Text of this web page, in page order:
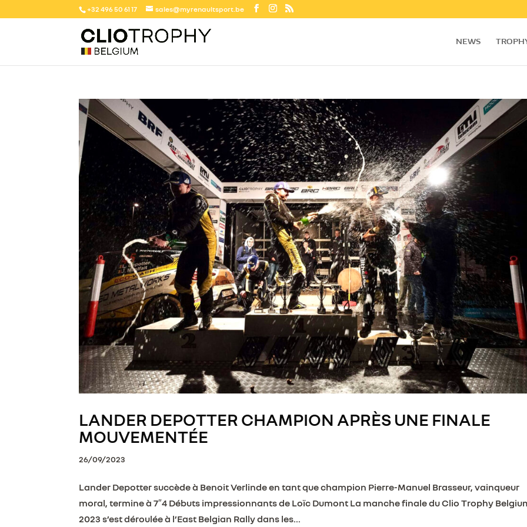
+32 496 50 61 17 sales@myrenaultsport.be
NEWS
LANDER DEPOTTER CHAMPION APRÈS UNE FINALE
MOUVEMENTÉE
26/09/2023
Lander Depotter succède à Benoit Verlinde en tant que champion Pierre-Manuel Brasseur, vainqueur
moral, termine à 7″4 Débuts impressionnants de Loïc Dumont La manche finale du Clio Trophy
2023 s’est déroulée à l’East Belgian Rally dans les...